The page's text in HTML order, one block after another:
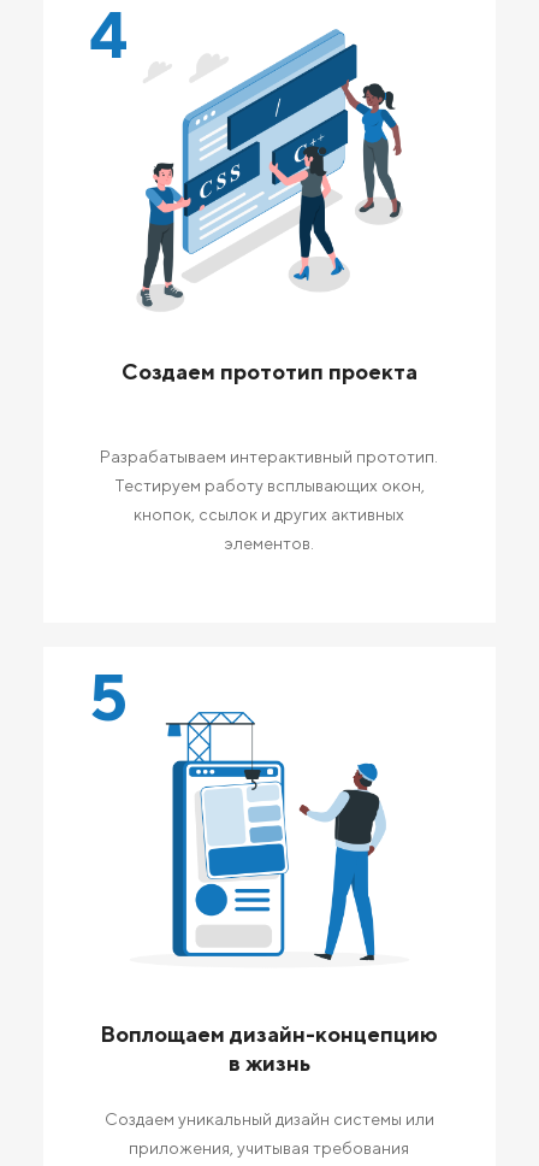
4
Создаем прототип проекта
Разрабатываем интерактивный прототип.
Тестируем работу всплывающих окон,
кнопок, ссылок и других активных
элементов.
5
Воплощаем дизайн-концепцию
в жизнь
Создаем уникальный дизайн системы или
приложения, учитывая требования